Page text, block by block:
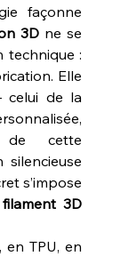
façonne
3D ne se
technique :
Elle
celui de la
de cette
s’impose
3D
en TPU, en